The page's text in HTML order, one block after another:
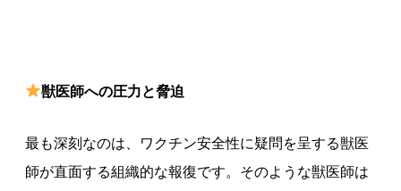
獣医師への圧力と脅迫
最も深刻なのは、ワクチン安全性に疑問を呈する獣医
師が直面する組織的な報復です。そのような獣医師は